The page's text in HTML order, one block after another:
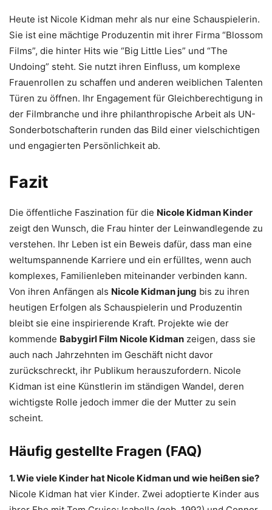
Heute ist Nicole Kidman mehr als nur eine Schauspielerin.
Sie ist eine mächtige Produzentin mit ihrer Firma “Blossom
Films”, die hinter Hits wie “Big Little Lies” und “The
Undoing” steht. Sie nutzt ihren Einfluss, um komplexe
Frauenrollen zu schaffen und anderen weiblichen Talenten
Türen zu öffnen. Ihr Engagement für Gleichberechtigung in
der Filmbranche und ihre philanthropische Arbeit als UN-
Sonderbotschafterin runden das Bild einer vielschichtigen
und engagierten Persönlichkeit ab.
Fazit
Die öffentliche Faszination für die Nicole Kidman Kinder
zeigt den Wunsch, die Frau hinter der Leinwandlegende zu
verstehen. Ihr Leben ist ein Beweis dafür, dass man eine
weltumspannende Karriere und ein erfülltes, wenn auch
komplexes, Familienleben miteinander verbinden kann.
Von ihren Anfängen als Nicole Kidman jung bis zu ihren
heutigen Erfolgen als Schauspielerin und Produzentin
bleibt sie eine inspirierende Kraft. Projekte wie der
kommende Babygirl Film Nicole Kidman zeigen, dass sie
auch nach Jahrzehnten im Geschäft nicht davor
zurückschreckt, ihr Publikum herauszufordern. Nicole
Kidman ist eine Künstlerin im ständigen Wandel, deren
wichtigste Rolle jedoch immer die der Mutter zu sein
scheint.
Häufig gestellte Fragen (FAQ)
1. Wie viele Kinder hat Nicole Kidman und wie heißen sie?
Nicole Kidman hat vier Kinder. Zwei adoptierte Kinder aus